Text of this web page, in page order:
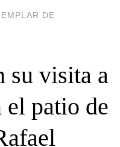
DE
su visita a
el patio de